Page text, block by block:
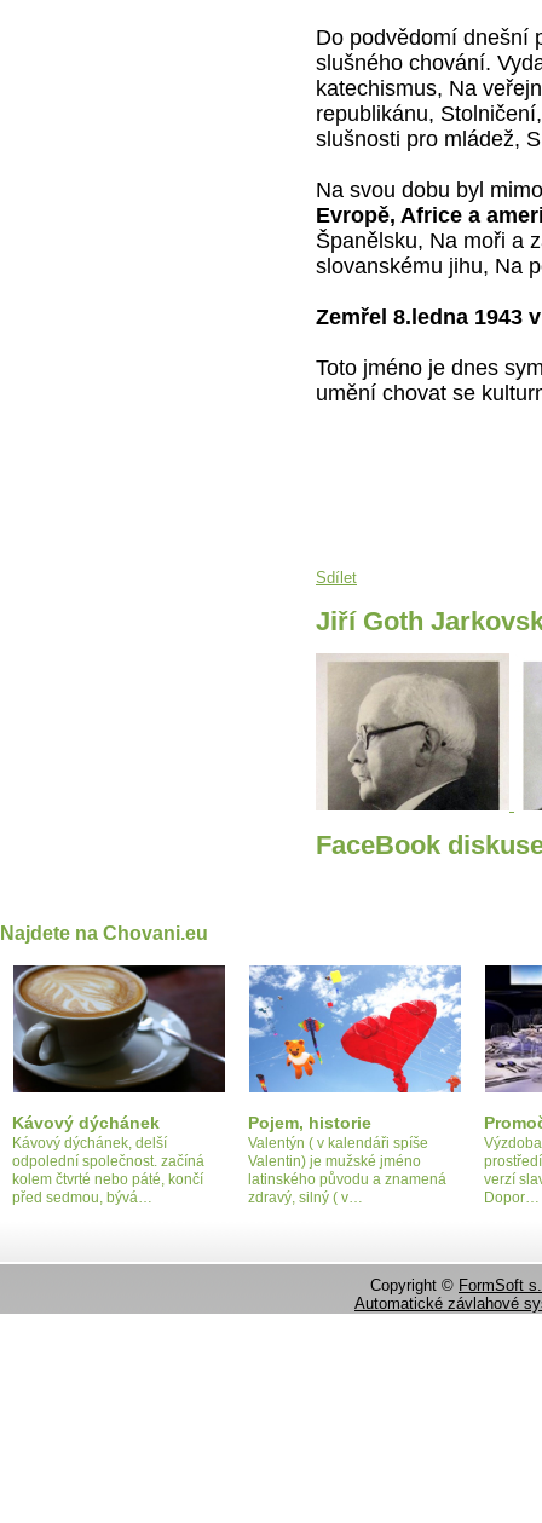
Do podvědomí dnešní
slušného chování.
katechismus, Na
republikánu,
slušnosti pro mládež,
Na svou dobu byl
Evropě, Africe a
Španělsku, Na moři a
slovanskému jihu, Na
Zemřel 8.ledna 1943
Toto jméno je dnes
umění chovat se
Sdílet
Jiří Goth
FaceBook
Najdete na Chovani.eu
Kávový dýchánek
Kávový dýchánek, delší
odpolední společnost. začíná
kolem čtvrté nebo páté, končí
před sedmou, bývá…
Pojem, historie
Valentýn ( v kalendáři spíše
Valentin) je mužské jméno
latinského původu a znamená
zdravý, silný ( v…
verzí
Dopor…
Copyright © FormSoft
Automatické závlahové